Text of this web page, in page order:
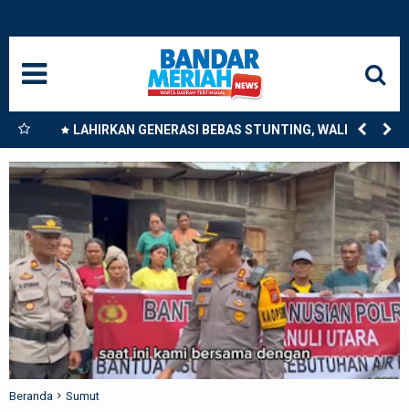
LAHIRKAN GENERASI BEBAS STUNTING, WALI KOTA
TEBING TINGGI DORONG OPTIMALISASI SP3 CATIN
Beranda Sumut
NASIONAL
SUMUT
MEDAN
LANGKAT
ACEH
BISNIS
EDUKASI
ADVETORIAL